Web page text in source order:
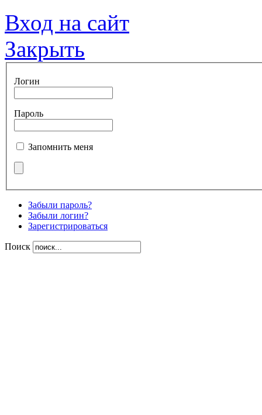
Вход на сайт
Закрыть
Логин
Пароль
Запомнить меня
Забыли пароль?
Забыли логин?
Зарегистрироваться
Поиск